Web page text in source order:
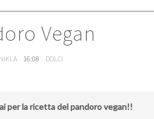
Vegan
NIKLA 16:08 DOLCI
per la ricetta del pandoro vegan!!